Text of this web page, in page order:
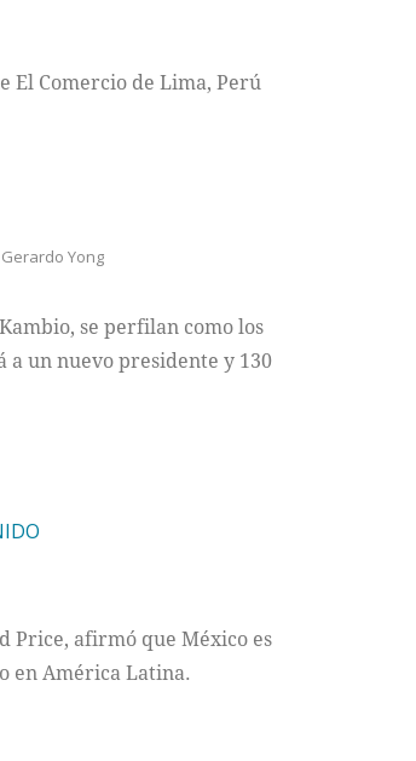
El Comercio de Lima, Perú
Gerardo Yong
se perfilan como los
un nuevo presidente y 130
Price, afirmó que México es
en América Latina.